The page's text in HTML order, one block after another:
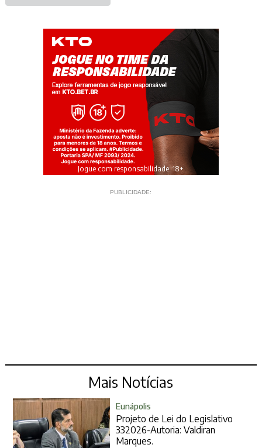
Jogue com responsabilidade. 18+
PUBLICIDADE:
Mais Notícias
Eunápolis
Projeto de Lei do Legislativo
332026-Autoria: Valdiran
Marques.